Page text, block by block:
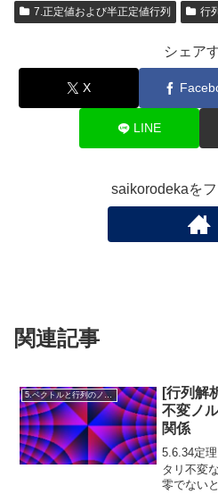
7.正定値および半正定値行列 行
シェア
X
LINE
saikorodekaを
関連記事
5.ベクトルと行列のノルム
[行列解
不変ノ
関係
5.6.34定
タリ不変
零でない